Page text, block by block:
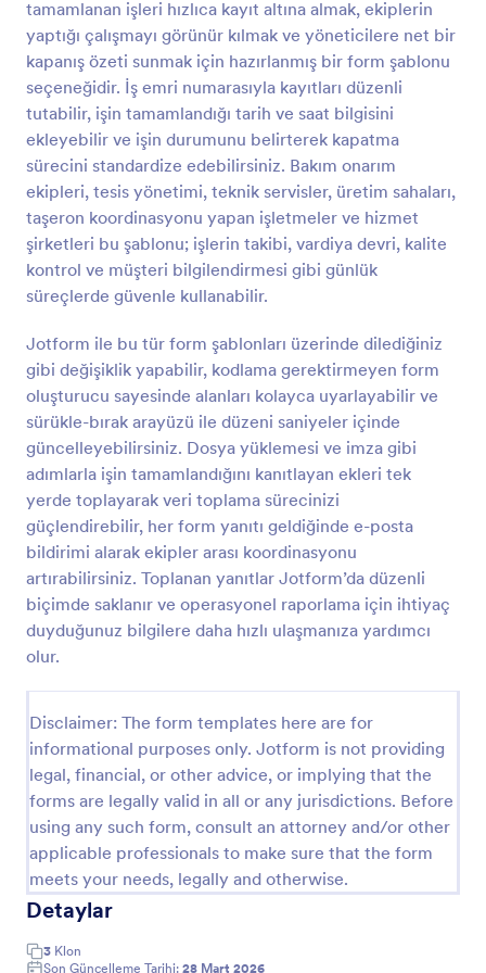
tamamlanan işleri hızlıca kayıt altına almak, ekiplerin
yaptığı çalışmayı görünür kılmak ve yöneticilere net bir
kapanış özeti sunmak için hazırlanmış bir form şablonu
seçeneğidir. İş emri numarasıyla kayıtları düzenli
tutabilir, işin tamamlandığı tarih ve saat bilgisini
ekleyebilir ve işin durumunu belirterek kapatma
sürecini standardize edebilirsiniz. Bakım onarım
ekipleri, tesis yönetimi, teknik servisler, üretim sahaları,
taşeron koordinasyonu yapan işletmeler ve hizmet
şirketleri bu şablonu; işlerin takibi, vardiya devri, kalite
kontrol ve müşteri bilgilendirmesi gibi günlük
süreçlerde güvenle kullanabilir.
Jotform ile bu tür form şablonları üzerinde dilediğiniz
gibi değişiklik yapabilir, kodlama gerektirmeyen form
oluşturucu sayesinde alanları kolayca uyarlayabilir ve
sürükle-bırak arayüzü ile düzeni saniyeler içinde
güncelleyebilirsiniz. Dosya yüklemesi ve imza gibi
adımlarla işin tamamlandığını kanıtlayan ekleri tek
yerde toplayarak veri toplama sürecinizi
güçlendirebilir, her form yanıtı geldiğinde e-posta
bildirimi alarak ekipler arası koordinasyonu
artırabilirsiniz. Toplanan yanıtlar Jotform’da düzenli
biçimde saklanır ve operasyonel raporlama için ihtiyaç
duyduğunuz bilgilere daha hızlı ulaşmanıza yardımcı
olur.
Disclaimer: The form templates here are for
informational purposes only. Jotform is not providing
legal, financial, or other advice, or implying that the
forms are legally valid in all or any jurisdictions. Before
using any such form, consult an attorney and/or other
applicable professionals to make sure that the form
meets your needs, legally and otherwise.
Detaylar
3 Klon
Son Güncelleme Tarihi: 28 Mart 2026
Önizleme
Onarım Bildirim Formu
Tamir Bildirim Formu, arıza ve bakım taleplerini
konum ve öncelik bilgileriyle toplayarak ekiplerin
planlı ilerlemesine yardımcı olur ve Jotform ile veri
toplama sürecini hızlandırır.
Go to Category:
Bakım Formları
Önizleme